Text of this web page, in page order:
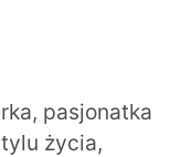
pasjonatka
życia,